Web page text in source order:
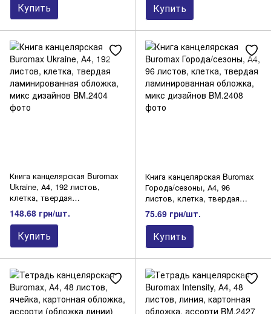
Купить Купить
Книга канцелярская Buromax
Ukraine, А4, 192 листов,
клетка, твердая
ламинированная обложка,
микс дизайнов
148.68 грн/шт.
Купить
Книга канцелярская Buromax
Города/сезоны, А4, 96
листов, клетка, твердая
ламинированная обложка,
микс дизайнов
75.69 грн/шт.
Купить